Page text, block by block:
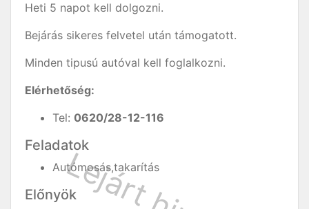
Heti 5 napot kell dolgozni.
Bejárás sikeres felvetel után támogatott.
Minden tipusú autóval kell foglalkozni.
Elérhetőség:
Tel: 0620/28-12-116
Feladatok
Autómosás,takarítás
Előnyök